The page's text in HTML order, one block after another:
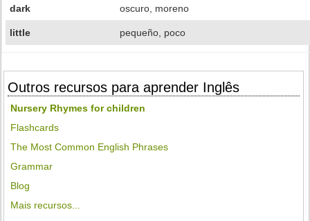
dark oscuro, moreno
little pequeño, poco
Outros recursos para aprender Inglês
Nursery Rhymes for children
Flashcards
The Most Common English Phrases
Grammar
Blog
Mais recursos...